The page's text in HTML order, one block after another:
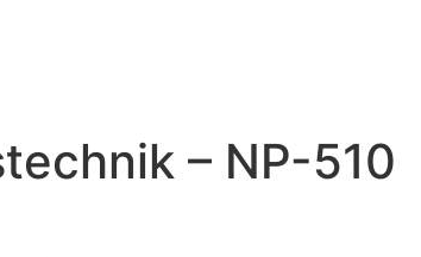
– NP-510